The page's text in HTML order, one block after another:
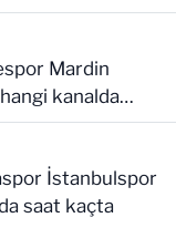
kanalda
saat kaçta